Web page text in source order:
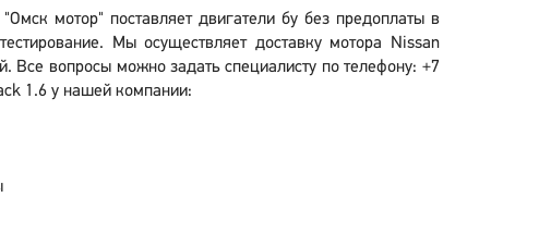
мотор" поставляет двигатели бу без предоплаты в
Мы осуществляет доставку мотора Nissan
Все вопросы можно задать специалисту по телефону: +7
1.6 у нашей компании: